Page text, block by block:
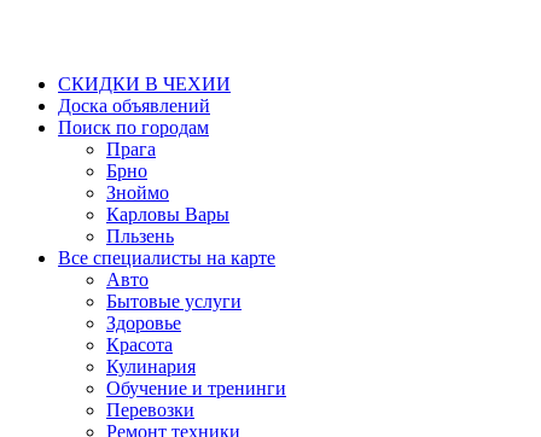
СКИДКИ В ЧЕХИИ
Доска объявлений
Поиск по городам
Прага
Брно
Зноймо
Карловы Вары
Пльзень
Все специалисты на карте
Авто
Бытовые услуги
Здоровье
Красота
Кулинария
Обучение и тренинги
Перевозки
Ремонт техники